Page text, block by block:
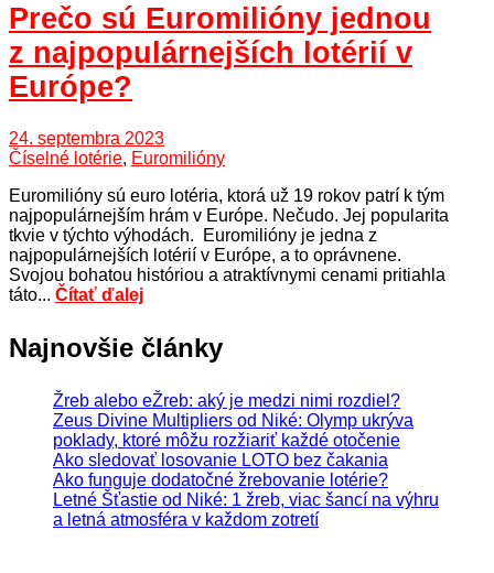
Prečo sú Euromilióny jednou
z najpopulárnejších lotérií v
Európe?
24. septembra 2023
Číselné lotérie, Euromilióny
Euromilióny sú euro lotéria, ktorá už 19 rokov patrí k tým
najpopulárnejším hrám v Európe. Nečudo. Jej popularita
tkvie v týchto výhodách. Euromilióny je jedna z
najpopulárnejších lotérií v Európe, a to oprávnene.
Svojou bohatou históriou a atraktívnymi cenami pritiahla
táto... Čítať ďalej
Najnovšie články
Žreb alebo eŽreb: aký je medzi nimi rozdiel?
Zeus Divine Multipliers od Niké: Olymp ukrýva
poklady, ktoré môžu rozžiariť každé otočenie
Ako sledovať losovanie LOTO bez čakania
Ako funguje dodatočné žrebovanie lotérie?
Letné Šťastie od Niké: 1 žreb, viac šancí na výhru
a letná atmosféra v každom zotretí